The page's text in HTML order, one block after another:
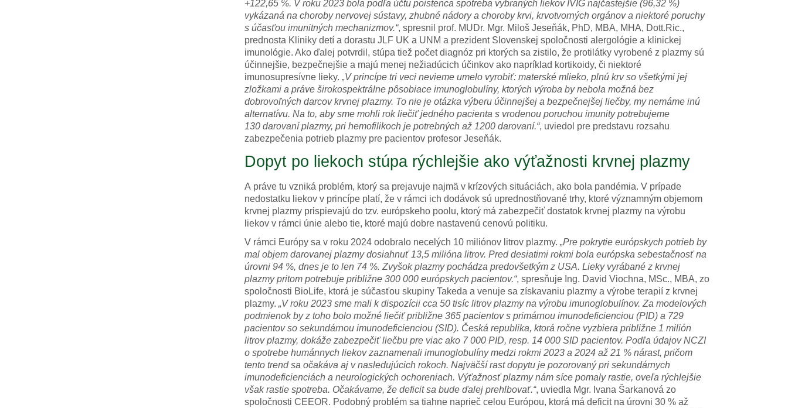
+122,65 %. V roku 2023 bola podľa účtu poistenca spotreba vybraných liekov IVIG najčastejšie (96,32 %)
vykázaná na choroby nervovej sústavy, zhubné nádory a choroby krvi, krvotvorných orgánov a niektoré poruchy
s účasťou imunitných mechanizmov.“, spresnil prof. MUDr. Mgr. Miloš Jeseňák, PhD, MBA, MHA, Dott.Ric.,
prednosta Kliniky detí a dorastu JLF UK a UNM a prezident Slovenskej spoločnosti alergológie a klinickej
imunológie. Ako ďalej potvrdil, stúpa tiež počet diagnóz pri ktorých sa zistilo, že protilátky vyrobené z plazmy sú
účinnejšie, bezpečnejšie a majú menej nežiadúcich účinkov ako napríklad kortikoidy, či niektoré
imunosupresívne lieky. „V princípe tri veci nevieme umelo vyrobiť: materské mlieko, plnú krv so všetkými jej
zložkami a práve širokospektrálne pôsobiace imunoglobulíny, ktorých výroba by nebola možná bez
dobrovoľných darcov krvnej plazmy. To nie je otázka výberu účinnejšej a bezpečnejšej liečby, my nemáme inú
alternatívu. Na to, aby sme mohli rok liečiť jedného pacienta s vrodenou poruchou imunity potrebujeme
130 darovaní plazmy, pri hemofilikoch je potrebných až 1200 darovaní.“, uviedol pre predstavu rozsahu
zabezpečenia potrieb plazmy pre pacientov profesor Jeseňák.
Dopyt po liekoch stúpa rýchlejšie ako výťažnosti krvnej plazmy
A práve tu vzniká problém, ktorý sa prejavuje najmä v krízových situáciách, ako bola pandémia. V prípade
nedostatku liekov v princípe platí, že v rámci ich dodávok sú uprednostňované trhy, ktoré významným objemom
krvnej plazmy prispievajú do tzv. európskeho poolu, ktorý má zabezpečiť dostatok krvnej plazmy na výrobu
liekov v rámci únie alebo tie, ktoré majú dobre nastavenú cenovú politiku.
V rámci Európy sa v roku 2024 odobralo necelých 10 miliónov litrov plazmy. „Pre pokrytie európskych potrieb by
mal objem darovanej plazmy dosiahnuť 13,5 milióna litrov. Pred desiatimi rokmi bola európska sebestačnosť na
úrovni 94 %, dnes je to len 74 %. Zvyšok plazmy pochádza predovšetkým z USA. Lieky vyrábané z krvnej
plazmy pritom potrebuje približne 300 000 európskych pacientov.“, spresňuje Ing. David Viochna, MSc., MBA, zo
spoločnosti BioLife, ktorá je súčasťou skupiny Takeda a venuje sa získavaniu plazmy a výrobe terapií z krvnej
plazmy. „V roku 2023 sme mali k dispozícii cca 50 tisíc litrov plazmy na výrobu imunoglobulínov. Za modelových
podmienok by z toho bolo možné liečiť približne 365 pacientov s primárnou imunodeficienciou (PID) a 729
pacientov so sekundárnou imunodeficienciou (SID). Česká republika, ktorá ročne vyzbiera približne 1 milión
litrov plazmy, dokáže zabezpečiť liečbu pre viac ako 7 000 PID, resp. 14 000 SID pacientov. Podľa údajov NCZI
o spotrebe humánnych liekov zaznamenali imunoglobulíny medzi rokmi 2023 a 2024 až 21 % nárast, pričom
tento trend sa očakáva aj v nasledujúcich rokoch. Najväčší rast dopytu je pozorovaný pri sekundárnych
imunodeficienciách a neurologických ochoreniach. Výťažnosť plazmy nám síce pomaly rastie, oveľa rýchlejšie
však rastie spotreba. Očakávame, že deficit sa bude ďalej prehlbovať.“, uviedla Mgr. Ivana Šarkanová zo
spoločnosti CEEOR. Podobný problém sa tiahne naprieč celou Európou, ktorá má deficit na úrovni 30 % až